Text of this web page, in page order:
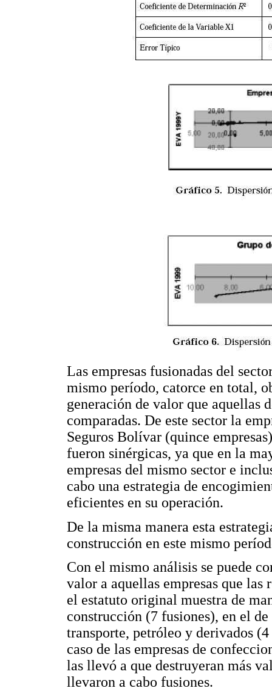
Las empresas fusionadas del
mismo período, catorce en total,
generación de valor que aquellas
comparadas. De este sector la
Seguros Bolívar (quince
fueron sinérgicas, ya que en la
empresas del mismo sector e
cabo una estrategia de
eficientes en su operación.
De la misma manera esta
construcción en este mismo
Con el mismo análisis se puede
valor a aquellas empresas que
el estatuto original muestra de
construcción (7 fusiones), en el
transporte, petróleo y derivados
caso de las empresas de
las llevó a que destruyeran más
llevaron a cabo fusiones.